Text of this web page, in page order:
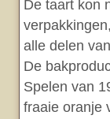
De taart kon
alle delen
De
Spelen van
fraaie oranje